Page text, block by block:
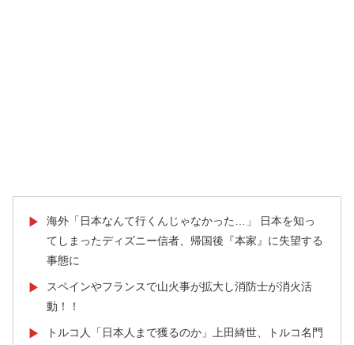
▶
海外「日本なんて行くんじゃなかった…」 日本を知っ
てしまったディズニー信者、帰国後『本家』に失望する
事態に
▶
スペインやフランスで山火事が拡大し消防士が消火活
動！！
▶
トルコ人「日本人まで獲るのか」上田綺世、トルコ名門